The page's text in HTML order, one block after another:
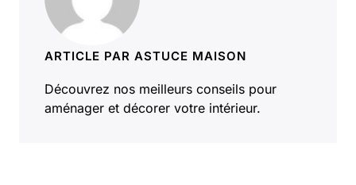
ARTICLE PAR ASTUCE MAISON
Découvrez nos meilleurs conseils pour
aménager et décorer votre intérieur.